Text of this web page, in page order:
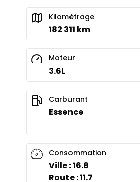
Kilométrage
182 311 km
Moteur
3.6L
Carburant
Essence
Consommation
Ville : 16.8
Route : 11.7